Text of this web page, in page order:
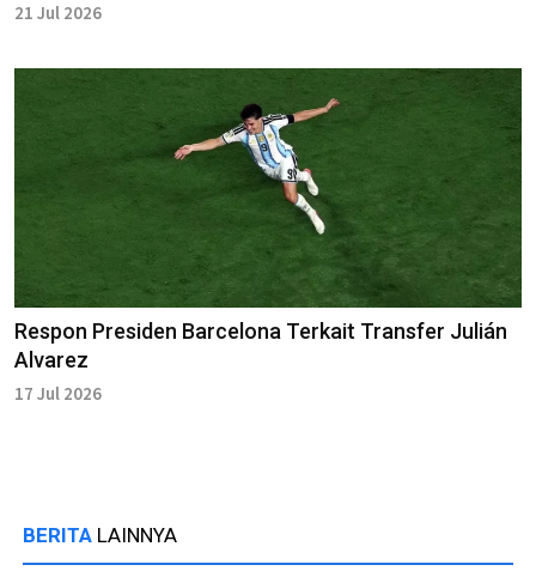
21 Jul 2026
Respon Presiden Barcelona Terkait Transfer Julián
Alvarez
17 Jul 2026
BERITA LAINNYA